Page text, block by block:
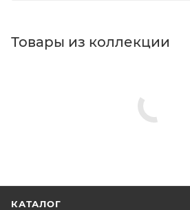
Товары из коллекции
КАТАЛОГ